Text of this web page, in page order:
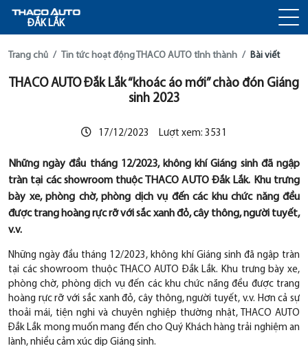
ĐẮK LẮK
Trang chủ Tin tức hoạt động THACO AUTO tỉnh thành Bài viết
THACO AUTO Đắk Lắk “khoác áo mới” chào đón Giáng
sinh 2023
17/12/2023 Lượt xem: 3531
Những ngày đầu tháng 12/2023, không khí Giáng sinh đã ngập
tràn tại các showroom thuộc THACO AUTO Đắk Lắk. Khu trưng
bày xe, phòng chờ, phòng dịch vụ đến các khu chức năng đều
được trang hoàng rực rỡ với sắc xanh đỏ, cây thông, người tuyết,
v.v.
Những ngày đầu tháng 12/2023, không khí Giáng sinh đã ngập tràn
tại các showroom thuộc THACO AUTO Đắk Lắk. Khu trưng bày xe,
phòng chờ, phòng dịch vụ đến các khu chức năng đều được trang
hoàng rực rỡ với sắc xanh đỏ, cây thông, người tuyết, v.v. Hơn cả sự
thoải mái, tiện nghi và chuyên nghiệp thường nhật, THACO AUTO
Đắk Lắk mong muốn mang đến cho Quý Khách hàng trải nghiệm an
lành, nhiều cảm xúc dịp Giáng sinh.